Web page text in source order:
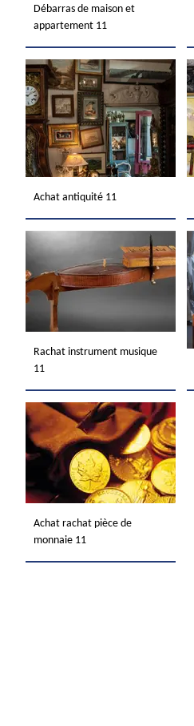
Débarras de maison et
appartement 11
Achat antiquité 11
Rachat instrument musique
11
Achat rachat pièce de
monnaie 11